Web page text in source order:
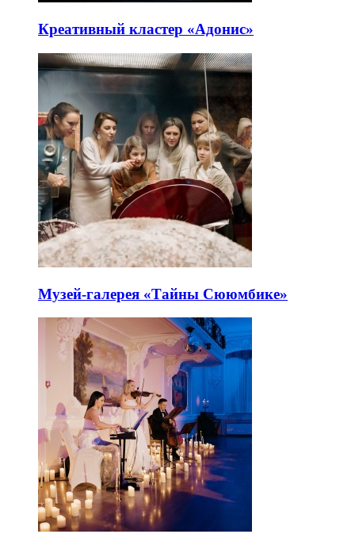
Креативный кластер «Адонис»
Музей-галерея «Тайны Сююмбике»